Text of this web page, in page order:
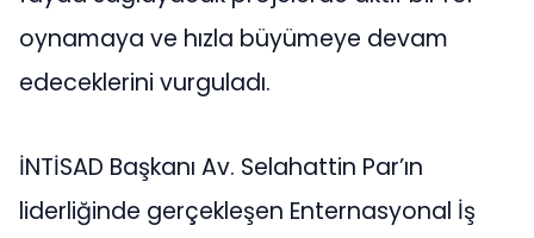
oynamaya ve hızla büyümeye devam
edeceklerini vurguladı.
İNTİSAD Başkanı Av. Selahattin Par’ın
liderliğinde gerçekleşen Enternasyonal İş